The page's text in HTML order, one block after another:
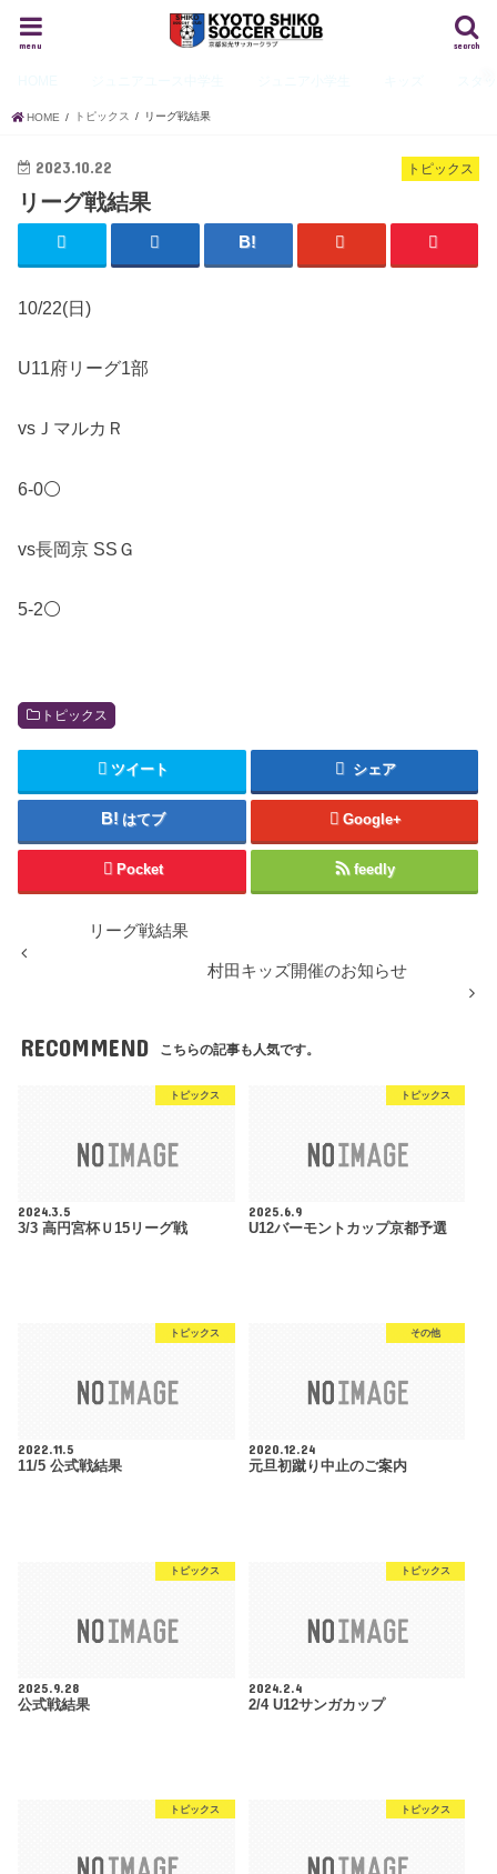
search
menu
HOME トピックス リーグ戦結果
トピックス
2023.10.22
リーグ戦結果
10/22(日)
U11府リーグ1部
vsＪマルカＲ
6-0⚪️
vs長岡京 SSＧ
5-2⚪️
トピックス
ツイート シェア
はてブ Google+
Pocket feedly
リーグ戦結果
村田キッズ開催のお知らせ
RECOMMEND こちらの記事も人気です。
トピックス
2024.3.5
3/3 高円宮杯Ｕ15リーグ戦
トピックス
2025.6.9
U12バーモントカップ京都予選
トピックス
2022.11.5
11/5 公式戦結果
その他
2020.12.24
元旦初蹴り中止のご案内
トピックス
2025.9.28
公式戦結果
トピックス
2024.2.4
2/4 U12サンガカップ
トピックス トピックス